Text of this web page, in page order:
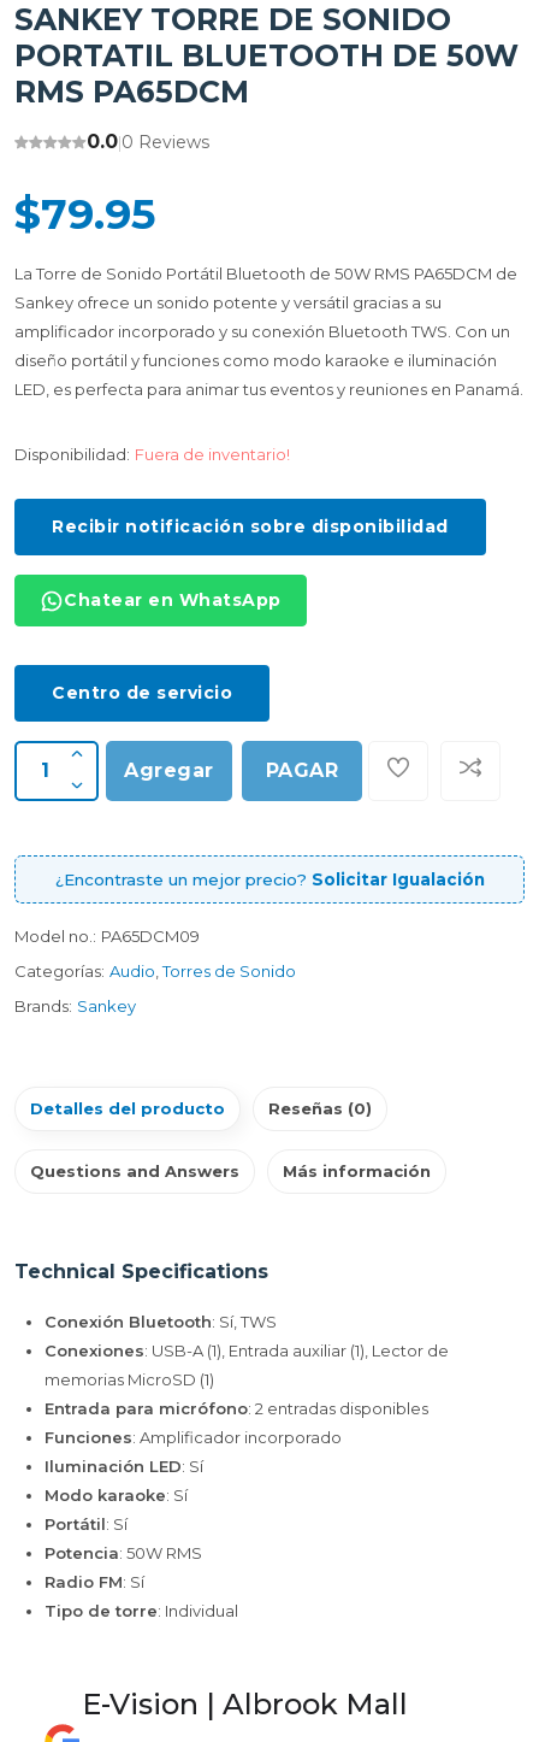
SANKEY TORRE DE SONIDO
PORTATIL BLUETOOTH DE 50W
RMS PA65DCM
0.0|0 Reviews
$79.95
La Torre de Sonido Portátil Bluetooth de 50W RMS PA65DCM de
Sankey ofrece un sonido potente y versátil gracias a su
amplificador incorporado y su conexión Bluetooth TWS. Con un
diseño portátil y funciones como modo karaoke e iluminación
LED, es perfecta para animar tus eventos y reuniones en Panamá.
Disponibilidad: Fuera de inventario!
Recibir notificación sobre disponibilidad
Chatear en WhatsApp
Centro de servicio
Agregar PAGAR
¿Encontraste un mejor precio? Solicitar Igualación
Model no.: PA65DCM09
Categorías: Audio ,Torres de Sonido
Brands: Sankey
Detalles del producto Reseñas (0)
Questions and Answers Más información
Technical Specifications
Conexión Bluetooth: Sí, TWS
Conexiones: USB-A (1), Entrada auxiliar (1), Lector de
memorias MicroSD (1)
Entrada para micrófono: 2 entradas disponibles
Funciones: Amplificador incorporado
Iluminación LED: Sí
Modo karaoke: Sí
Portátil: Sí
Potencia: 50W RMS
Radio FM: Sí
Tipo de torre: Individual
E-Vision | Albrook Mall